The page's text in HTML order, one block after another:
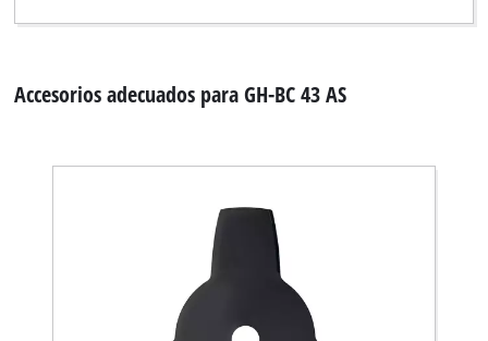
Accesorios adecuados para GH-BC 43 AS